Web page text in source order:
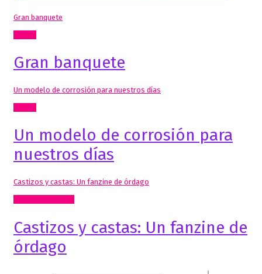
Gran banquete
Gran banquete
Un modelo de corrosión para nuestros días
Un modelo de corrosión para
nuestros días
Castizos y castas: Un fanzine de órdago
Castizos y castas: Un fanzine de
órdago